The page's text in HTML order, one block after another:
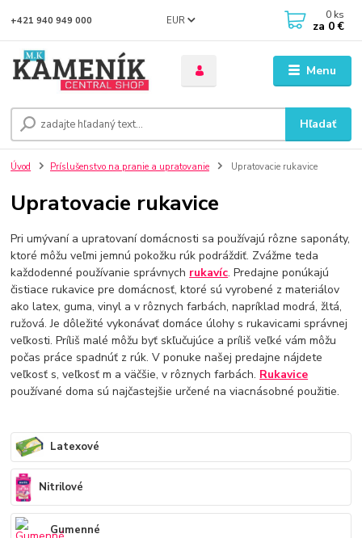
Menu
EUR
Hľadať
+421 940 949 000 0 ks
za 0 €
Úvod Príslušenstvo na pranie a upratovanie Upratovacie rukavice
Upratovacie rukavice
Pri umývaní a upratovaní domácnosti sa používajú rôzne saponáty,
ktoré môžu veľmi jemnú pokožku rúk podráždiť. Zvážme teda
každodenné používanie správnych rukavíc. Predajne ponúkajú
čistiace rukavice pre domácnosť, ktoré sú vyrobené z materiálov
ako latex, guma, vinyl a v rôznych farbách, napríklad modrá, žltá,
ružová. Je dôležité vykonávať domáce úlohy s rukavicami správnej
veľkosti. Príliš malé môžu byť skľučujúce a príliš veľké vám môžu
počas práce spadnúť z rúk. V ponuke našej predajne nájdete
veľkosť s, veľkosť m a väčšie, v rôznych farbách. Rukavice
používané doma sú najčastejšie určené na viacnásobné použitie.
Latexové
Nitrilové
Gumenné